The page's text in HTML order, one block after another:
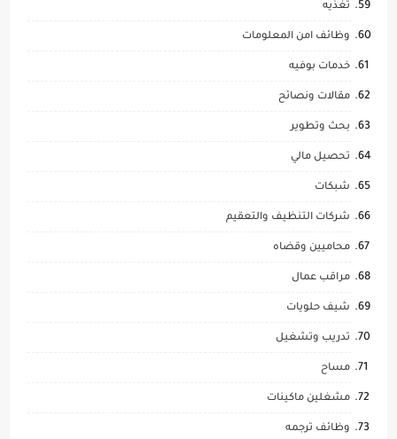
تغذيه
وظائف امن المعلومات
خدمات بوفيه
مقالات ونصائح
بحث وتطوير
تحصيل مالي
شبكات
شركات التنظيف والتعقيم
محاميين وقضاه
مراقب عمال
شيف حلويات
تدريب وتشغيل
مساح
مشغلين ماكينات
وظائف ترجمه